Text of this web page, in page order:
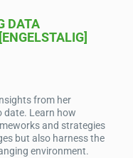
DATA
from her
date. Learn how
and strategies
but also harness the
environment.